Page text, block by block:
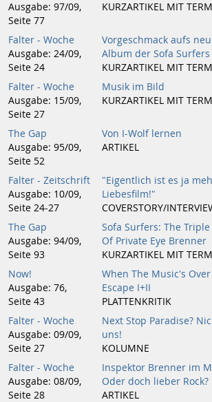
Ausgabe: 97/09,
Seite 77
KURZARTIKEL MIT
Falter - Woche
Ausgabe: 24/09,
Seite 24
Vorgeschmack aufs
Album der Sofa Surfers
KURZARTIKEL MIT
Falter - Woche
Ausgabe: 15/09,
Seite 27
Musik im Bild
KURZARTIKEL MIT
The Gap
Ausgabe: 95/09,
Seite 52
Von I-Wolf lernen
ARTIKEL
Falter - Zeitschrift
Ausgabe: 10/09,
Seite 24-27
"Eigentlich ist es ja
Liebesfilm!"
COVERSTORY/
The Gap
Ausgabe: 94/09,
Seite 93
Sofa Surfers: The Triple
Of Private Eye Brenner
KURZARTIKEL MIT
Now!
Ausgabe: 76,
Seite 43
When The Music's Over
Escape I+II
PLATTENKRITIK
Falter - Woche
Ausgabe: 09/09,
Seite 27
Next Stop Paradise?
uns!
KOLUMNE
Falter - Woche
Ausgabe: 08/09,
Seite 28
Inspektor Brenner im
Oder doch lieber Rock?
ARTIKEL